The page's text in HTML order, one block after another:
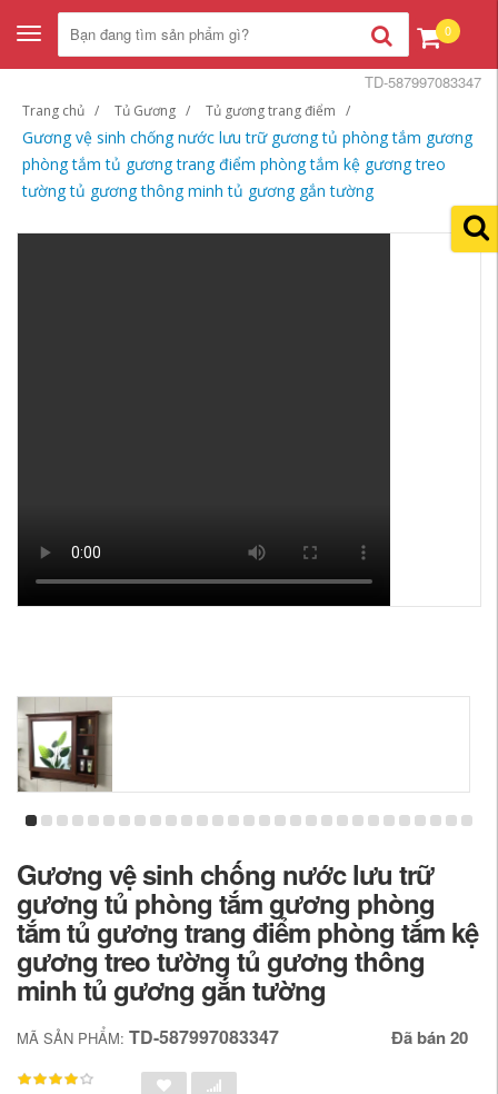
Toggle
navigation
0
Trang chủ Tủ Gương Tủ gương trang điểm
Gương vệ sinh chống nước lưu trữ gương tủ phòng tắm gương
phòng tắm tủ gương trang điểm phòng tắm kệ gương treo
tường tủ gương thông minh tủ gương gắn tường
TD-587997083347
Gương vệ sinh chống nước lưu trữ
gương tủ phòng tắm gương phòng
tắm tủ gương trang điểm phòng tắm kệ
gương treo tường tủ gương thông
minh tủ gương gắn tường
MÃ SẢN PHẨM: TD-587997083347 Đã bán 20